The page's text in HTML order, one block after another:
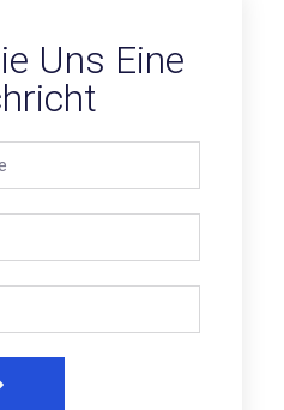
Uns Eine